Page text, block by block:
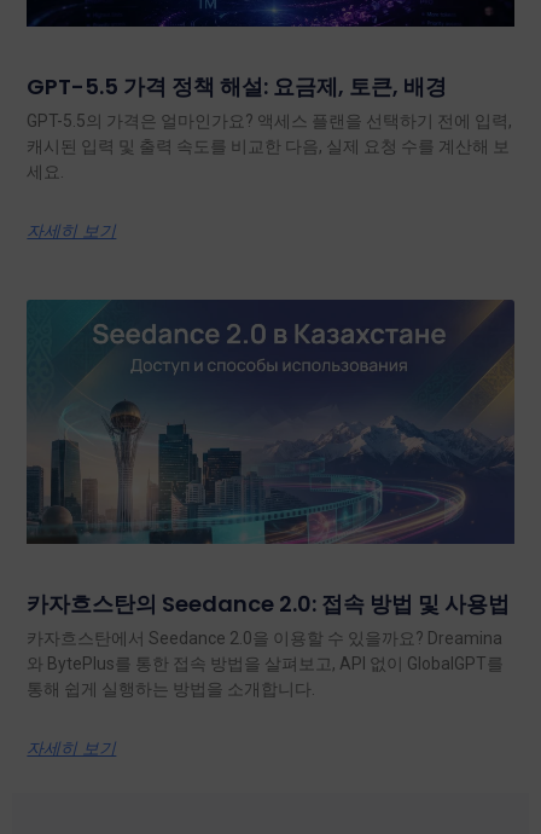
GPT-5.5 가격 정책 해설: 요금제, 토큰, 배경
GPT-5.5의 가격은 얼마인가요? 액세스 플랜을 선택하기 전에 입력,
캐시된 입력 및 출력 속도를 비교한 다음, 실제 요청 수를 계산해 보
세요.
자세히 보기
카자흐스탄의 Seedance 2.0: 접속 방법 및 사용법
카자흐스탄에서 Seedance 2.0을 이용할 수 있을까요? Dreamina
와 BytePlus를 통한 접속 방법을 살펴보고, API 없이 GlobalGPT를
통해 쉽게 실행하는 방법을 소개합니다.
자세히 보기